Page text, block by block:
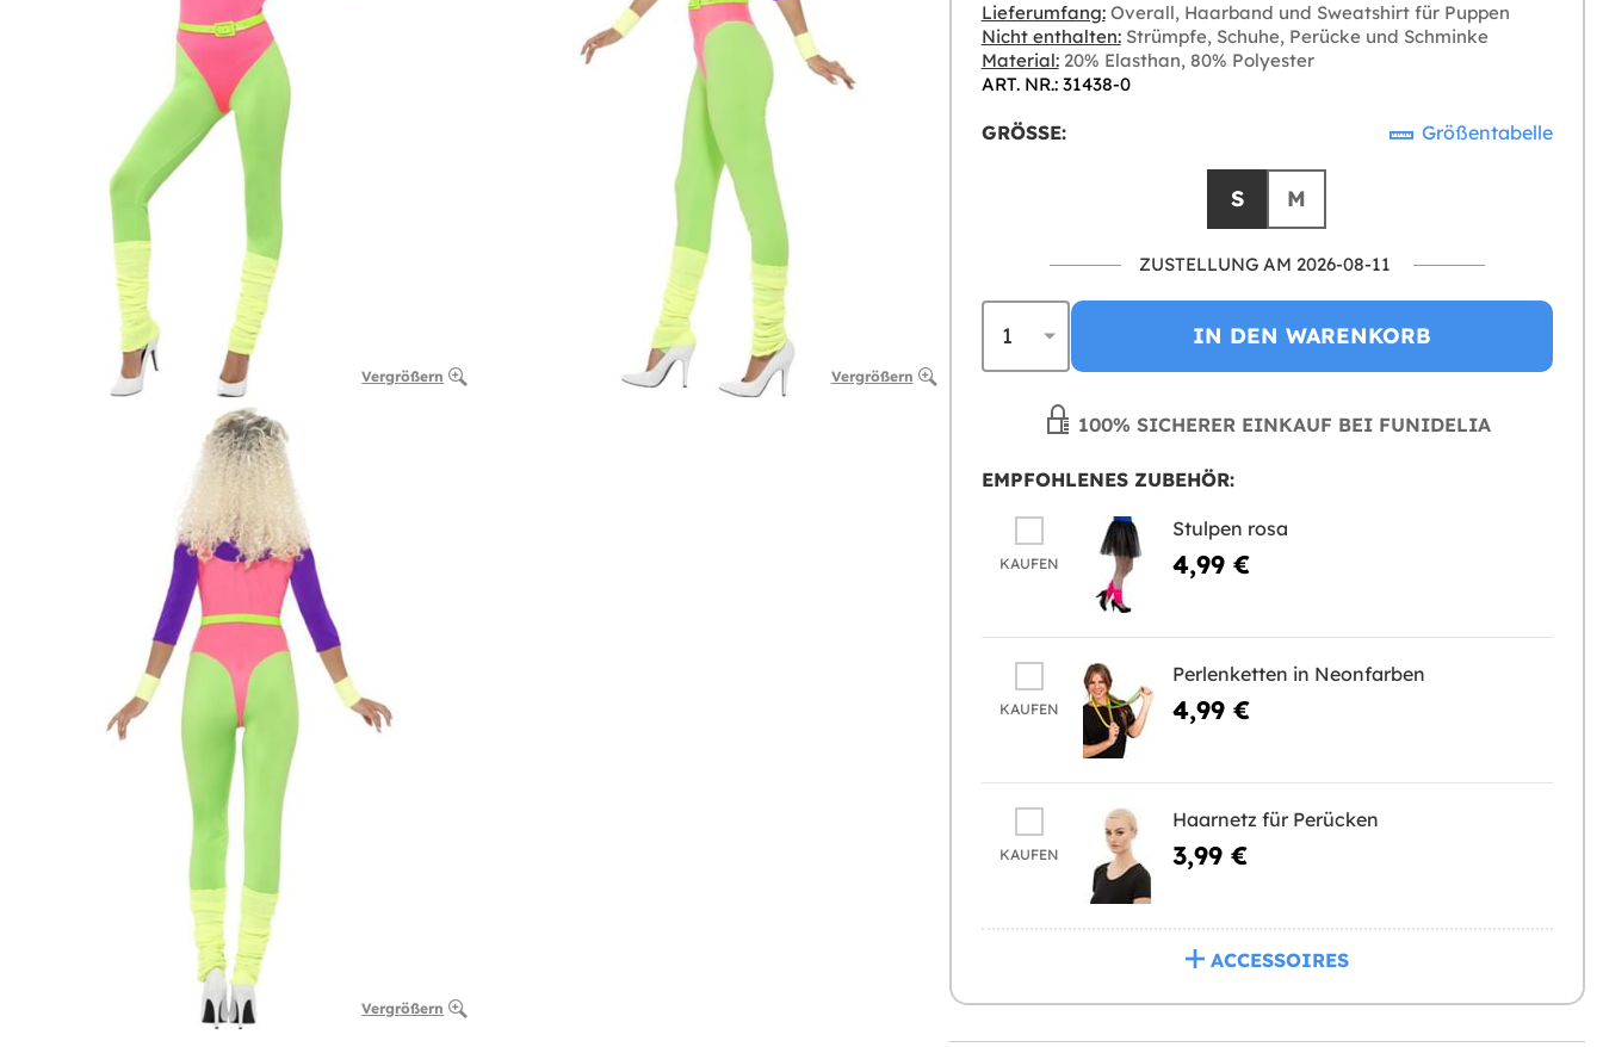
Vergrößern Vergrößern
Vergrößern
Lieferumfang:Overall, Haarband und Sweatshirt für Puppen
Nicht enthalten:Strümpfe, Schuhe, Perücke und Schminke
Material:20% Elasthan, 80% Polyester
ART. NR.: 31438-0
GRÖSSE: Größentabelle
S M
ZUSTELLUNG AM 2026-08-11
IN DEN WARENKORB
100% SICHERER EINKAUF BEI FUNIDELIA
EMPFOHLENES ZUBEHÖR:
KAUFEN
Stulpen rosa
4,99 €
KAUFEN
Perlenketten in Neonfarben
4,99 €
KAUFEN
Haarnetz für Perücken
3,99 €
ACCESSOIRES